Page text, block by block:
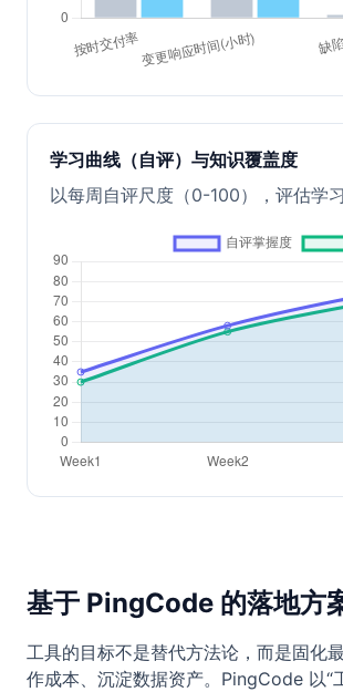
学习曲线（自评）与知识覆盖度
以每周自评尺度（0-100），评估学
基于 PingCode 的落地方
工具的目标不是替代方法论，而是固化
作成本、沉淀数据资产。PingCode 以“